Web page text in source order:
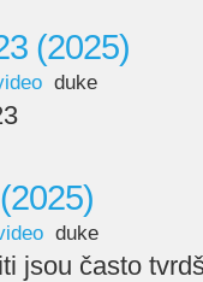
(2025)
duke
duke
jsou často